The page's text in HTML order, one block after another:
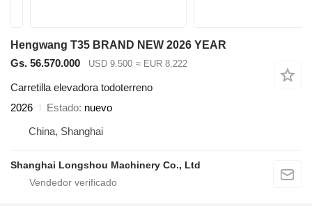
Hengwang T35 BRAND NEW 2026 YEAR
Gs. 56.570.000
USD 9.500 ≈ EUR 8.222
Carretilla elevadora todoterreno
2026
Estado nuevo
China, Shanghai
Shanghai Longshou Machinery Co., Ltd